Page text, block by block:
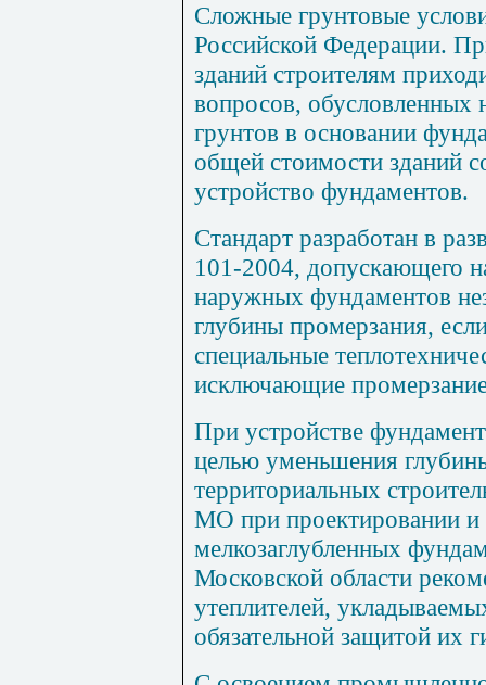
Сложные грунтовые
Российской Федерации.
зданий строителям
вопросов, обусловленных
грунтов в основании
общей стоимости зданий
устройство фундаментов.
Стандарт разработан в
101-2004, допускающего
наружных фундаментов
глубины промерзания,
специальные
исключающие
При устройстве
целью уменьшения
территориальных
МО при проектировании и
мелкозаглубленных
Московской области
утеплителей,
обязательной защитой их